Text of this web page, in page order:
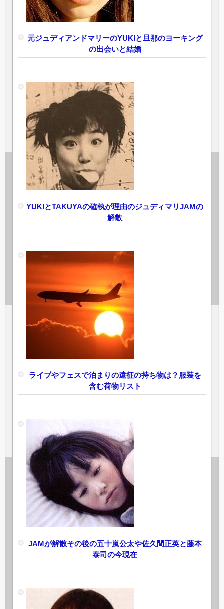
元ジュディアンドマリーのYUKIと旦那のヨーキング
の出会いと結婚
YUKIとTAKUYAの確執が理由のジュディマリJAMの
解散
ライブやフェスで泊まりの遠征の持ち物は？服装を
含む荷物リスト
JAMが解散その後の五十嵐公太や佐久間正英と藤本
泰司の今現在